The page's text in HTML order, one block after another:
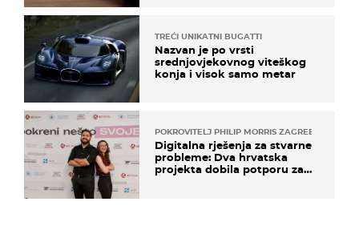
TREĆI UNIKATNI BUGATTI
Nazvan je po vrsti
srednjovjekovnog viteškog
konja i visok samo metar
POKROVITELJ PHILIP MORRIS ZAGREB
Digitalna rješenja za stvarne
probleme: Dva hrvatska
projekta dobila potporu za